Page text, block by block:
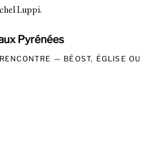
Luppi.
Pyrénées
RENCONTRE
BÉOST, ÉGLISE OU